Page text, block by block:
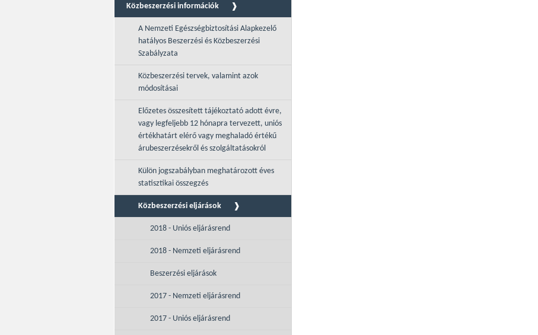
Közbeszerzési információk
A Nemzeti Egészségbiztosítási Alapkezelő
hatályos Beszerzési és Közbeszerzési
Szabályzata
Közbeszerzési tervek, valamint azok
módosításai
Előzetes összesített tájékoztató adott évre,
vagy legfeljebb 12 hónapra tervezett, uniós
értékhatárt elérő vagy meghaladó értékű
árubeszerzésekről és szolgáltatásokról
Külön jogszabályban meghatározott éves
statisztikai összegzés
Közbeszerzési eljárások
2018 - Uniós eljárásrend
2018 - Nemzeti eljárásrend
Beszerzési eljárások
2017 - Nemzeti eljárásrend
2017 - Uniós eljárásrend